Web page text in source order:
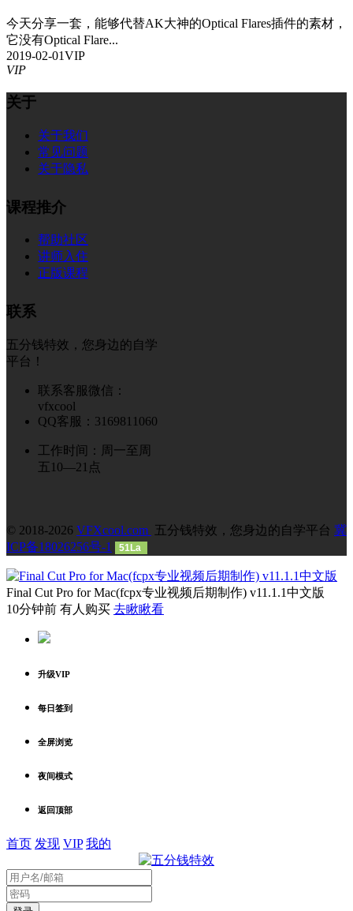
今天分享一套，能够代替AK大神的Optical Flares插件的素材，
它没有Optical Flare...
2019-02-01VIP
VIP
关于
关于我们
常见问题
关于隐私
课程推介
帮助社区
讲师入住
正版课程
联系
五分钱特效，您身边的自学
平台！
联系客服微信：
vfxcool
QQ客服：3169811060
工作时间：周一至周
五10—21点
© 2018-2026 VFXcool.com 五分钱特效，您身边的自学平台 冀
ICP备18026256号-1
51La
Final Cut Pro for Mac(fcpx专业视频后期制作) v11.1.1中文版
10分钟前 有人购买 去瞅瞅看
升级VIP
每日签到
全屏浏览
夜间模式
返回顶部
首页 发现 VIP 我的